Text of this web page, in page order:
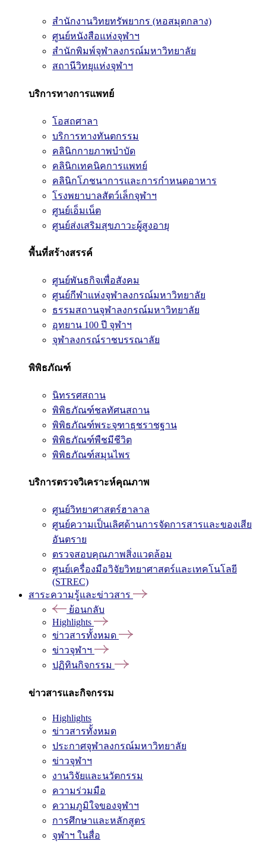
สำนักงานวิทยทรัพยากร (หอสมุดกลาง)
ศูนย์หนังสือแห่งจุฬาฯ
สำนักพิมพ์จุฬาลงกรณ์มหาวิทยาลัย
สถานีวิทยุแห่งจุฬาฯ
บริการทางการแพทย์
โอสถศาลา
บริการทางทันตกรรม
คลินิกกายภาพบำบัด
คลินิกเทคนิคการแพทย์
คลินิกโภชนาการและการกำหนดอาหาร
โรงพยาบาลสัตว์เล็กจุฬาฯ
ศูนย์เอ็มเน็ต
ศูนย์ส่งเสริมสุขภาวะผู้สูงอายุ
พื้นที่สร้างสรรค์
ศูนย์พันธกิจเพื่อสังคม
ศูนย์กีฬาแห่งจุฬาลงกรณ์มหาวิทยาลัย
ธรรมสถานจุฬาลงกรณ์มหาวิทยาลัย
อุทยาน 100 ปี จุฬาฯ
จุฬาลงกรณ์ราชบรรณาลัย
พิพิธภัณฑ์
นิทรรศสถาน
พิพิธภัณฑ์ชลทัศนสถาน
พิพิธภัณฑ์พระจุฑาธุชราชฐาน
พิพิธภัณฑ์พืชมีชีวิต
พิพิธภัณฑ์สมุนไพร
บริการตรวจวิเคราะห์คุณภาพ
ศูนย์วิทยาศาสตร์ฮาลาล
ศูนย์ความเป็นเลิศด้านการจัดการสารและของเสีย
อันตราย
ตรวจสอบคุณภาพสิ่งแวดล้อม
ศูนย์เครื่องมือวิจัยวิทยาศาสตร์และเทคโนโลยี
(STREC)
สาระความรู้และข่าวสาร
ย้อนกลับ
Highlights
ข่าวสารทั้งหมด
ข่าวจุฬาฯ
ปฏิทินกิจกรรม
ข่าวสารและกิจกรรม
Highlights
ข่าวสารทั้งหมด
ประกาศจุฬาลงกรณ์มหาวิทยาลัย
ข่าวจุฬาฯ
งานวิจัยและนวัตกรรม
ความร่วมมือ
ความภูมิใจของจุฬาฯ
การศึกษาและหลักสูตร
จุฬาฯ ในสื่อ